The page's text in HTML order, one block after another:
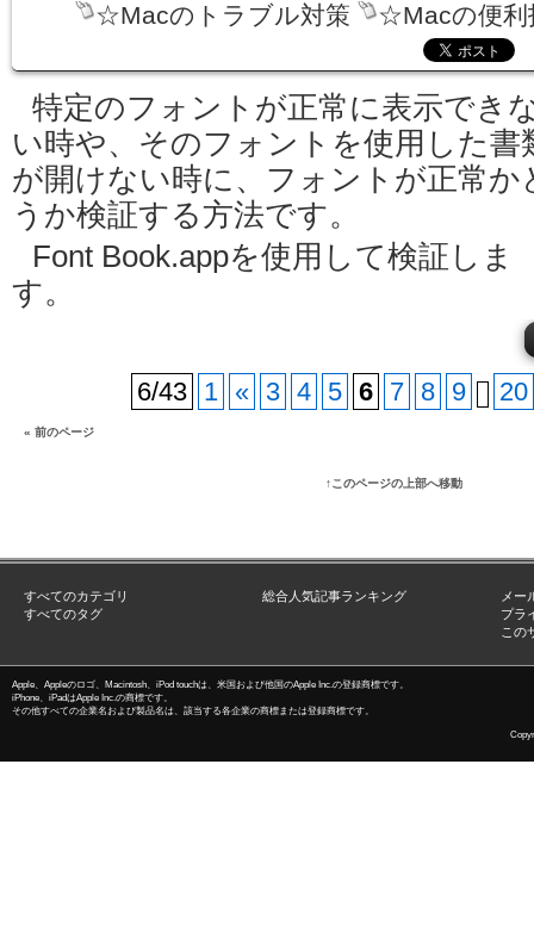
☆Macのトラブル対策
☆Macの便利
特定のフォントが正常に表示でき
い時や、そのフォントを使用した書
が開けない時に、フォントが正常か
うか検証する方法です。
Font Book.appを使用して検証しま
す。
6/43 1 « 3 4 5 6 7 8 9 20
« 前のページ
↑このページの上部へ移動
すべてのカテゴリ
すべてのタグ
総合人気記事ランキング
メー
プラ
この
Apple、Appleのロゴ、Macintosh、iPod touchは、米国および他国のApple Inc.の登録商標です。
iPhone、iPadはApple Inc.の商標です。
その他すべての企業名および製品名は、該当する各企業の商標または登録商標です。